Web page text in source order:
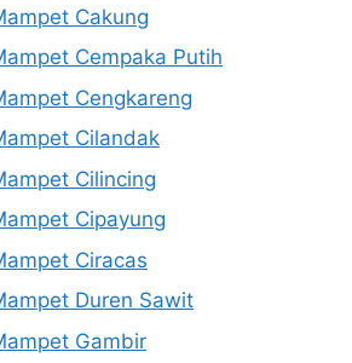
Cakung
Cempaka Putih
Cengkareng
Cilandak
Cilincing
Cipayung
Ciracas
Duren Sawit
Gambir